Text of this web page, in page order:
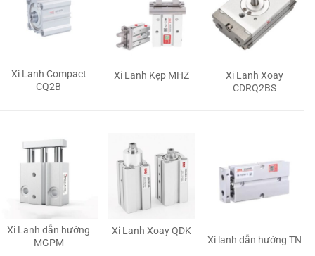
Xi Lanh Compact
CQ2B
Xi Lanh Kẹp MHZ
Xi Lanh Xoay
CDRQ2BS
Xi Lanh dẫn hướng
MGPM
Xi Lanh Xoay QDK
Xi lanh dẫn hướng TN